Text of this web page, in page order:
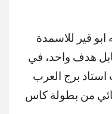
ابو قير للاسمدة
هدف واحد، في
برج العرب
من بطولة كاس